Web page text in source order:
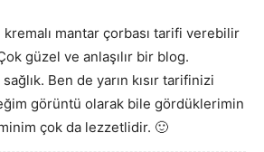
kremalı mantar çorbası tarifi verebilir
güzel ve anlaşılır bir blog.
Ben de yarın kısır tarifinizi
görüntü olarak bile gördüklerimin
çok da lezzetlidir. 🙂